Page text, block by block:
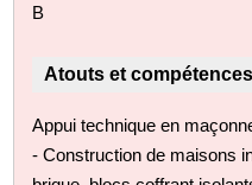
B
Atouts et compétences
Appui technique en
- Construction de maisons